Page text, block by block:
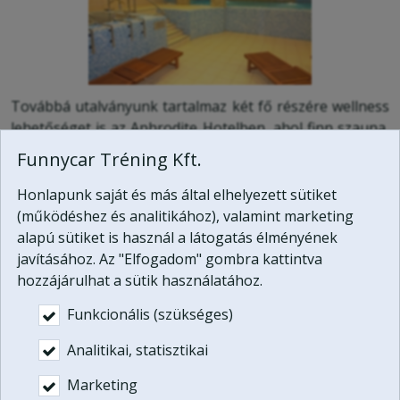
Továbbá utalványunk tartalmaz két fő részére wellness
lehetőséget is az Aphrodite Hotelben, ahol finn szauna,
infrakabin, tepidárium, gőzkabin, pezsgőmedence,
úszómedence várja vendégeinket.
Akár a terepjárózás után együtt is igénybe vehetik
vendégeink a wellnesst, de ha valaki nem kíván részt
venni a túrán, akkor a wellnessben várhatja meg a bátor
terepezőt.
Fontos:
Ez az ajándék nem profi, gyakorlott terepezők részére
lett kitalálva, nekik ilyen jellegű túravezetésre nincs
Funnycar Tréning Kft.
Honlapunk saját és más által elhelyezett sütiket
(működéshez és analitikához), valamint marketing
alapú sütiket is használ a látogatás élményének
javításához. Az "Elfogadom" gombra kattintva
hozzájárulhat a sütik használatához.
Funkcionális (szükséges)
Analitikai, statisztikai
Marketing